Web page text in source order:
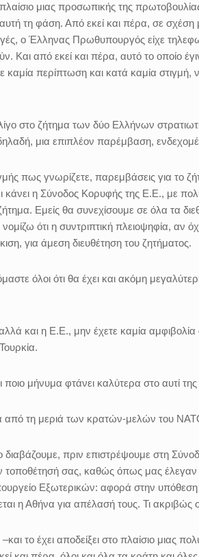
μιας προσωπικής της
τη φάση. Από εκεί και πέρα, σε
ο Έλληνας Πρωθυπουργός είχε
Και από εκεί και πέρα, αυτό το οποίο
καμία περίπτωση και κατά καμία
στο ζήτημα των δύο Ελλήνων
μια επιπλέον παρέμβαση,
πως γνωρίζετε, παρεμβάσεις για το
κάνει η Σύνοδος Κορυφής της Ε.Ε., με
Εμείς θα συνεχίσουμε σε όλα τα
ότι η συντριπτική πλειοψηφία, αν
για άμεση διευθέτηση του ζητήματος.
όλοι ότι θα έχει και ακόμη
και η Ε.Ε., μην έχετε καμία αμφιβολία
ποιο μήνυμα φτάνει καλύτερα στο αυτί της
από τη μεριά των κρατών-μελών του ΝΑΤΟ
διαβάζουμε, πριν επιστρέψουμε στη
τοποθέτησή σας, καθώς όπως μας έλεγαν
Εξωτερικών: αφορά στην
η Αθήνα για απέλασή τους. Τι ακριβώς
το έχει αποδείξει στο πλαίσιο μιας